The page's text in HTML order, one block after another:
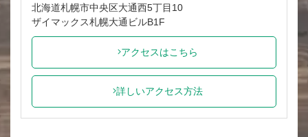
北海道札幌市中央区大通西5丁目10
ザイマックス札幌大通ビルB1F
アクセスはこちら
詳しいアクセス方法